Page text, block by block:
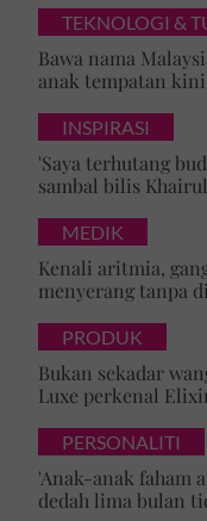
TEKNOLOGI &
Bawa nama
anak tempatan
INSPIRASI
'Saya terhutang
sambal bilis
MEDIK
Kenali aritmia,
menyerang tanpa
PRODUK
Bukan sekadar
Luxe perkenal
PERSONALITI
'Anak-anak faham
dedah lima bulan